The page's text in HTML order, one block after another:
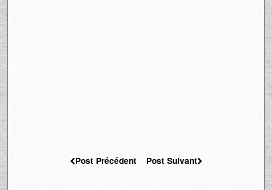
Post Précédent Post Suivant